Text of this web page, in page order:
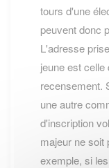
tours d'une
peuvent donc
L'adresse
jeune est celle
recensement.
une autre
d'inscription
majeur ne
exemple, si